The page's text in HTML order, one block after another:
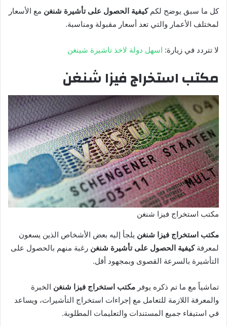
كل ما سبق يوضح لكمكيفية الحصول على تأشيرة شنغن مع الأسعار
لمختلف الأعمار والتي تعد أسعار مقبولة ومناسبة.
لا تتردد في زيارة: اسهل دولة لاخذ تاشيرة شينغن
مكتب استخراج فيزا شنغن
مكتب استخراج فيزا شنغن
مكتب استخراج فيزا شنغن يلجأ إليه بعض الأشخاص الذين يسعون
لمعرفةكيفية الحصول على تأشيرة شنغن رغبة منهم بالحصول على
التأشيرة بالسرعة القصوى وبمجهود أقل.
تماشياً مع ما تم ذكره يوفر مكتب استخراج فيزا شنغن الخبرة
والمعرفة اللازمة للتعامل مع إجراءات استخراج التأشيرات، ويساعد
في استيفاء جميع المستندات والتعليمات المطلوبة.